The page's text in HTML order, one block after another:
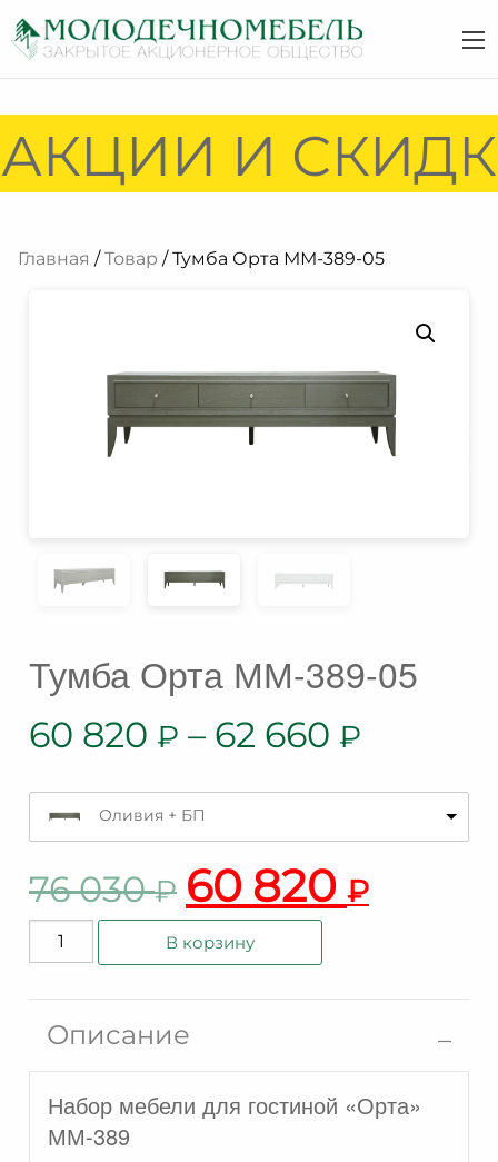
И
Главная /Товар / Тумба Орта ММ-389-05
Тумба Орта ММ-389-05
60 820 ₽ – 62 660 ₽
Оливия + БП
76 030₽ 60 820 ₽
Количество
товара
ММ-389-
05
В корзину
Описание
Набор мебели для гостиной «Орта»
ММ-389